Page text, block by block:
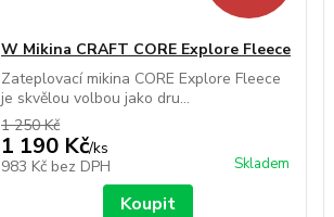
W Mikina CRAFT CORE Explore Fleece
Zateplovací mikina CORE Explore Fleece
je skvělou volbou jako dru...
1 250 Kč
1 190 Kč/ks
983 Kč bez DPH Skladem
Koupit